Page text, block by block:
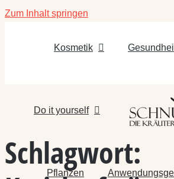
Zum Inhalt springen
Kosmetik
Do it yourself
Pflanzen
Schlagwort: